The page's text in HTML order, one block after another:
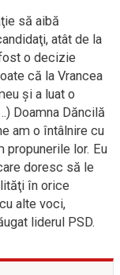
să aibă
atât de la
o decizie
că la Vrancea
şi a luat o
Doamna Dăncilă
am o întâlnire cu
lor. Eu
doresc să le
în orice
alte voci,
liderul PSD.